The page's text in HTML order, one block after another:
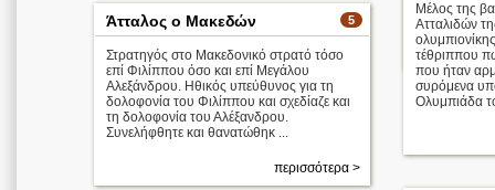
Άτταλος Α΄ ο
Σωτήρας
Μέλος της
Ατταλιδών
τέθριππου
που ήταν
συρόμενα
Ολυμπιάδα
5
Άτταλος ο Μακεδών
Στρατηγός στο Μακεδονικό στρατό τόσο
επί Φιλίππου όσο και επί Μεγάλου
Αλεξάνδρου. Ηθικός υπεύθυνος για τη
δολοφονία του Φιλίππου και σχεδίαζε και
τη δολοφονία του Αλέξανδρου.
Συνελήφθητε και θανατώθηκ ...
περισσότερα >